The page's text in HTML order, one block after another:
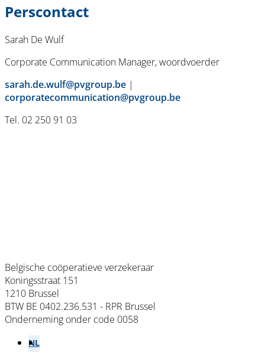
Perscontact
Sarah De Wulf
Corporate Communication Manager, woordvoerder
sarah.de.wulf@pvgroup.be |
corporatecommunication@pvgroup.be
Tel. 02 250 91 03
Belgische coöperatieve verzekeraar
Koningsstraat 151
1210 Brussel
BTW BE 0402.236.531 - RPR Brussel
Onderneming onder code 0058
NL